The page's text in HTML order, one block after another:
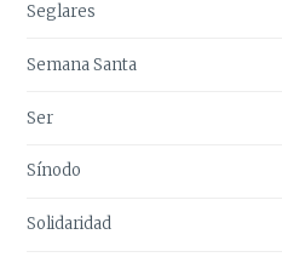
Seglares
Semana Santa
Ser
Sínodo
Solidaridad